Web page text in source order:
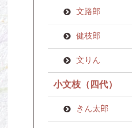
文路郎
健枝郎
文りん
小文枝（四代）
きん太郎